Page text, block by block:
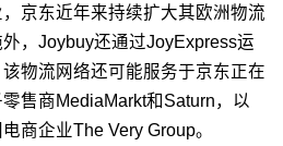
京东近年来持续扩大其欧洲物流
，Joybuy还通过JoyExpress运
物流网络还可能服务于京东正在
售商MediaMarkt和Saturn，以
商企业The Very Group。